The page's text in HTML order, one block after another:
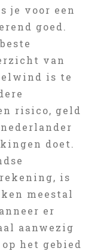
je voor een
goed.
van
is te
risico, geld
doet.
is
meestal
er
aanwezig
het gebied